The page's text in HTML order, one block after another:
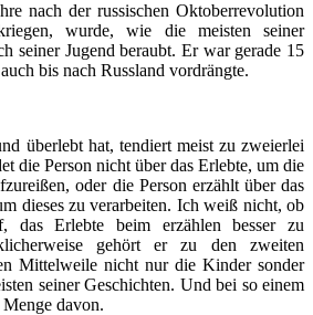
nach der russischen Oktoberrevolution
wurde, wie die meisten seiner
seiner Jugend beraubt. Er war gerade 15
bis nach Russland vordrängte.
überlebt hat, tendiert meist zu zweierlei
die Person nicht über das Erlebte, um die
oder die Person erzählt über das
dieses zu verarbeiten. Ich weiß nicht, ob
das Erlebte beim erzählen besser zu
gehört er zu den zweiten
Mittelweile nicht nur die Kinder sonder
seiner Geschichten. Und bei so einem
davon.